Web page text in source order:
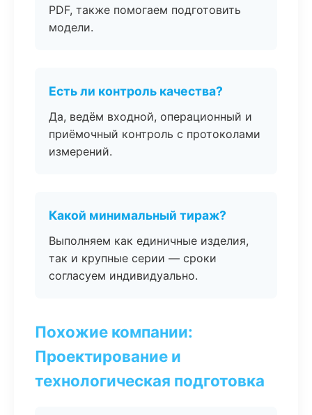
PDF, также помогаем подготовить
модели.
Есть ли контроль качества?
Да, ведём входной, операционный и
приёмочный контроль с протоколами
измерений.
Какой минимальный тираж?
Выполняем как единичные изделия,
так и крупные серии — сроки
согласуем индивидуально.
Похожие компании:
Проектирование и
технологическая подготовка